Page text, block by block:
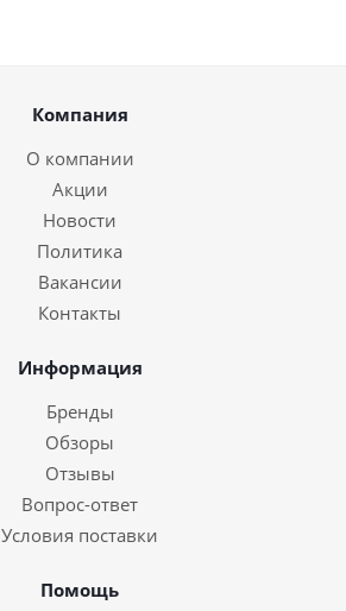
Компания
О компании
Акции
Новости
Политика
Вакансии
Контакты
Информация
Бренды
Обзоры
Отзывы
Вопрос-ответ
Условия поставки
Помощь